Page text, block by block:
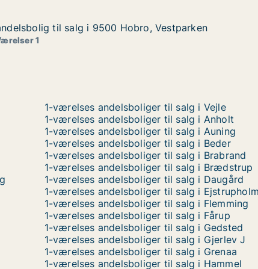
Vestparken
til salg i 9500 Hobro, Vestparken
til salg i 9500 Hobro, Vestparken
til salg i 9500 Hobro, Vestparken
1
1-værelses andelsboliger til salg i Vejle
1-værelses andelsboliger til salg i Anholt
1-værelses andelsboliger til salg i Auning
1-værelses andelsboliger til salg i Beder
1-værelses andelsboliger til salg i Brabrand
1-værelses andelsboliger til salg i Brædstrup
1-værelses andelsboliger til salg i Daugård
1-værelses andelsboliger til salg i Ejstrupholm
1-værelses andelsboliger til salg i Flemming
1-værelses andelsboliger til salg i Fårup
1-værelses andelsboliger til salg i Gedsted
1-værelses andelsboliger til salg i Gjerlev J
1-værelses andelsboliger til salg i Grenaa
1-værelses andelsboliger til salg i Hammel